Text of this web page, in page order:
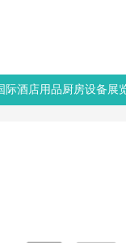
际酒店用品厨房设备展